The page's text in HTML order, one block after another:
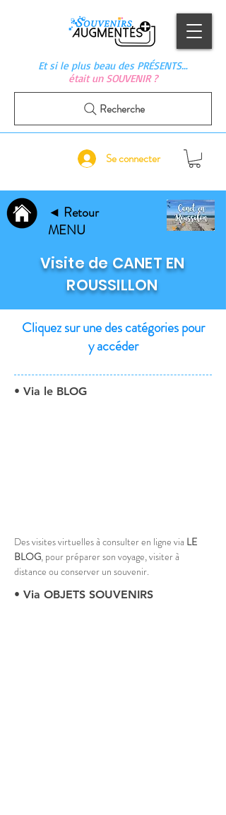
Et si le plus beau des PRÉSENTS…
était un SOUVENIR ?
Se connecter
Recherche
◄ Retour
MENU
Visite de CANET EN
ROUSSILLON
Cliquez sur une des catégories pour
y accéder
• Via le BLOG
Des visites virtuelles à consulter en ligne via LE
BLOG, pour préparer son voyage, visiter à
distance ou conserver un souvenir.
• Via OBJETS SOUVENIRS